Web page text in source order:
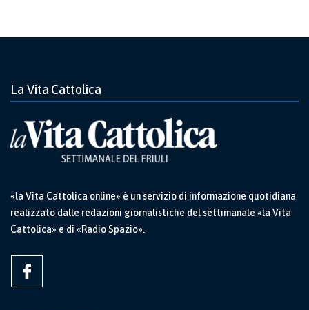
La Vita Cattolica
«la Vita Cattolica online» è un servizio di informazione quotidiana
realizzato dalle redazioni giornalistiche del settimanale «la Vita
Cattolica» e di «Radio Spazio».